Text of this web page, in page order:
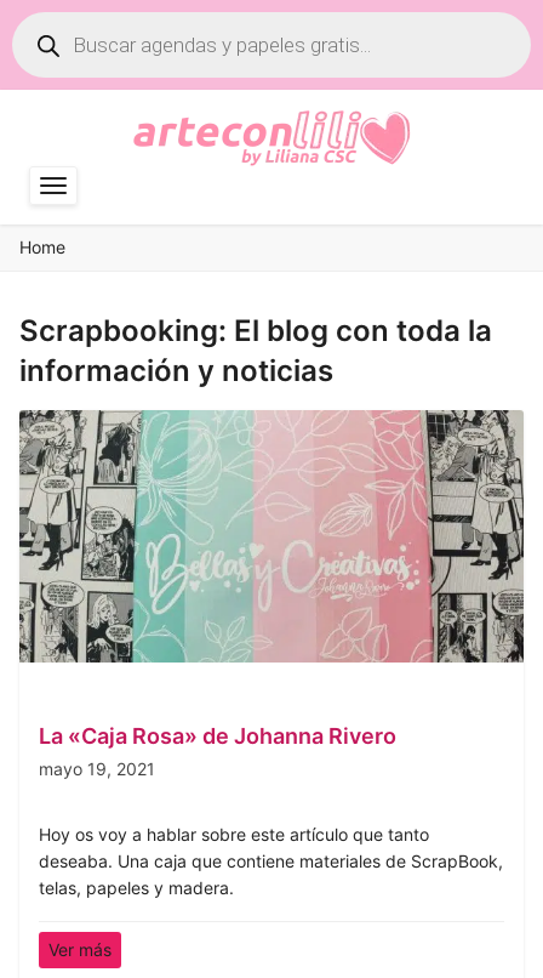
Búsqueda
de
productos
Home
Scrapbooking: El blog con toda la
información y noticias
La «Caja Rosa» de Johanna Rivero
mayo 19, 2021
Hoy os voy a hablar sobre este artículo que tanto
deseaba. Una caja que contiene materiales de ScrapBook,
telas, papeles y madera.
Ver más